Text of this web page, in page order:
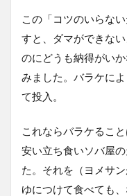
この「コツのいらな
すと、ダマができな
のにどうも納得がい
みました。バラケに
て投入。
これならバラケるこ
安い立ち食いソバ屋
た。それを（ヨメサ
ゆにつけて食べても